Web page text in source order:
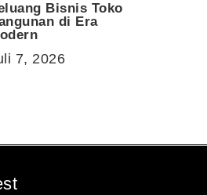
Bisnis Toko
di Era
7, 2026